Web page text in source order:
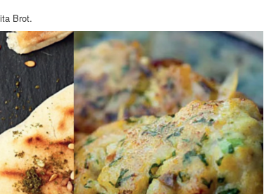
Brot.